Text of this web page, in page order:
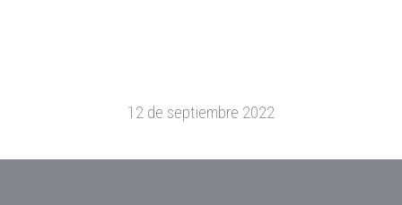
12 de septiembre 2022